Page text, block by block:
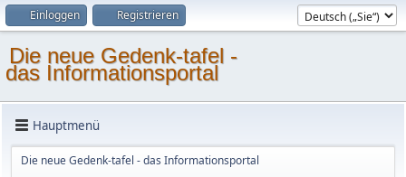
Einloggen Registrieren
Die neue Gedenk-tafel -
das Informationsportal
Hauptmenü
Die neue Gedenk-tafel - das Informationsportal